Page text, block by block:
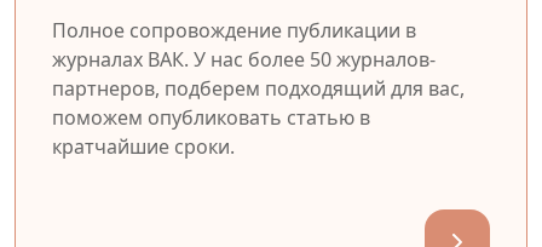
Полное сопровождение публикации в
журналах ВАК. У нас более 50 журналов-
партнеров, подберем подходящий для вас,
поможем опубликовать статью в
кратчайшие сроки.